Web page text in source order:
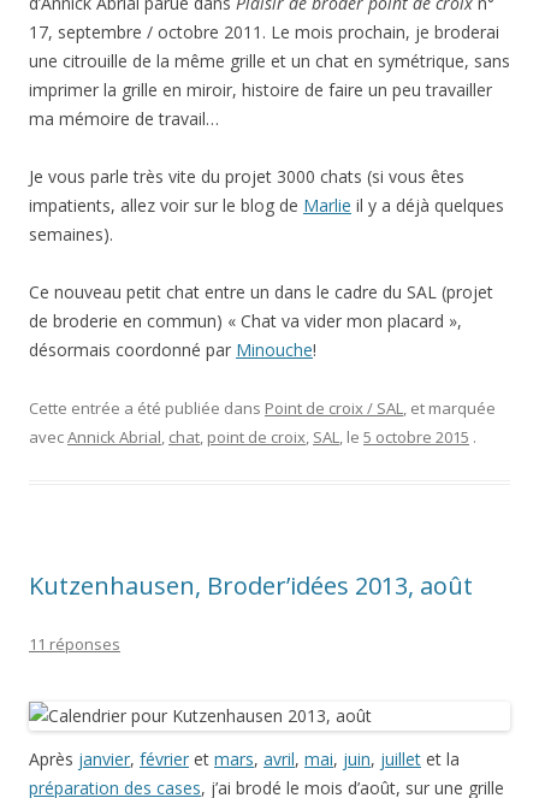
17, septembre / octobre 2011. Le mois prochain, je broderai
une citrouille de la même grille et un chat en symétrique, sans
imprimer la grille en miroir, histoire de faire un peu travailler
ma mémoire de travail…
Je vous parle très vite du projet 3000 chats (si vous êtes
impatients, allez voir sur le blog de Marlie il y a déjà quelques
semaines).
Ce nouveau petit chat entre un dans le cadre du SAL (projet
de broderie en commun) « Chat va vider mon placard »,
désormais coordonné par Minouche!
Cette entrée a été publiée dans Point de croix / SAL, et marquée
avecAnnick Abrial, chat, point de croix, SAL, le 5 octobre 2015 .
Kutzenhausen, Broder’idées 2013, août
11 réponses
Après janvier, février et mars, avril, mai, juin, juillet et la
préparation des cases, j’ai brodé le mois d’août, sur une grille